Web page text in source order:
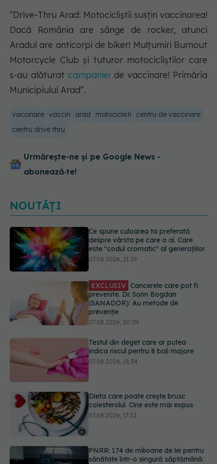
”Drive-Thru Arad: Motocicliștii susțin vaccinarea!
Dacă România are sânge de rocker, atunci
Aradul are anticorpi de biker! Mulțumiri Burnout
Motorcycle Club şi tuturor motocicliştilor care
s-au alăturat campaniei de vaccinare! Primăria
Municipiului Arad”.
vaccinare vaccin arad motociclisti
centru de vaccinare
centru drive thru
Urmărește-ne și pe Google News -
abonează‑te!
NOUTĂȚI
EXCLUSIV Cancerele care pot fi
prevenite. Dr. Sorin Bogdan
(SANADOR): Au metode de
Testul din deget care ar putea
indica riscul pentru 8 boli majore
07.08.2026, 18:34
Dieta care poate crește brusc
colesterolul. Cine este mai expus
PNRR: 174 de milioane de lei pentru
sănătate într-o singură săptămână.
Ce spune culoarea ta preferată
URMĂREȘTE-NE ȘI PE: